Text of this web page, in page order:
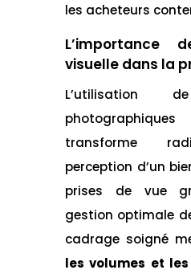
les acheteurs
L’importance
visuelle dans la
L’utilisation
photographiques
transforme
perception d’un
prises de vue
gestion optimale
cadrage soigné
les volumes et